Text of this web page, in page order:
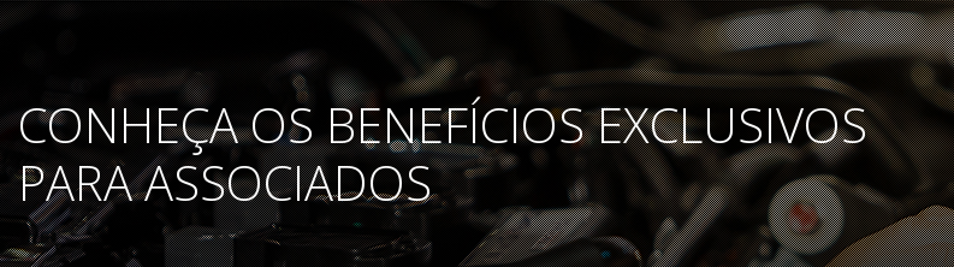
CONHEÇA OS BENEFÍCIOS EXCLUSIVOS
PARA ASSOCIADOS